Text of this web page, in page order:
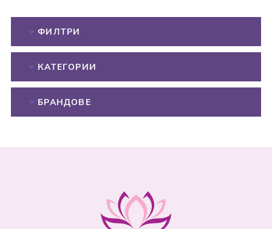
ФИЛТРИ
КАТЕГОРИИ
БРАНДОВЕ